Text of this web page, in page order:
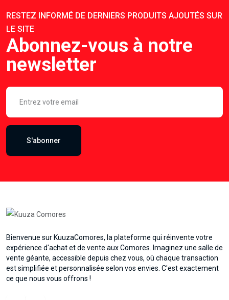
RESTEZ INFORMÉ DE DERNIERS PRODUITS AJOUTÉS SUR
LE SITE
Abonnez-vous à notre
newsletter
S'abonner
Bienvenue sur KuuzaComores, la plateforme qui réinvente votre
expérience d'achat et de vente aux Comores. Imaginez une salle de
vente géante, accessible depuis chez vous, où chaque transaction
est simplifiée et personnalisée selon vos envies. C'est exactement
ce que nous vous offrons !